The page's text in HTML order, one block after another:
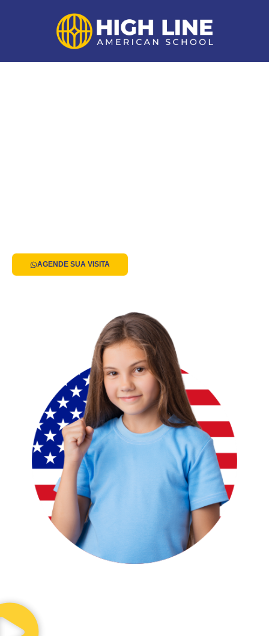
AGENDE SUA VISITA